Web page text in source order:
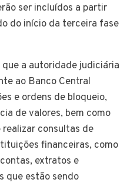
ser incluídos a partir
do início da terceira fase
a autoridade judiciária
ao Banco Central
e ordens de bloqueio,
de valores, bem como
consultas de
financeiras, como
extratos e
que estão sendo